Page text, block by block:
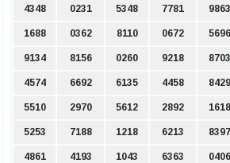
4348 0231 5348 7781 9863
1688 0362 8110 0672 5696
9134 8156 0260 9218 8703
4574 6692 6135 4458 8429
5510 2970 5612 2892 1618
5253 7188 1218 6213 8397
4861 4193 1043 6363 0406